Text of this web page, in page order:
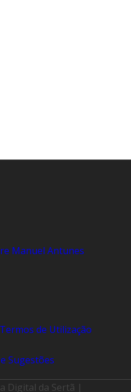
Manuel Antunes
de Utilização
Sugestões
Digital da Sertã |